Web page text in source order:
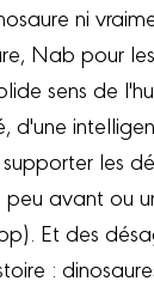
ni
Nab pour
sens de
d'une
les
avant ou
Et des
: